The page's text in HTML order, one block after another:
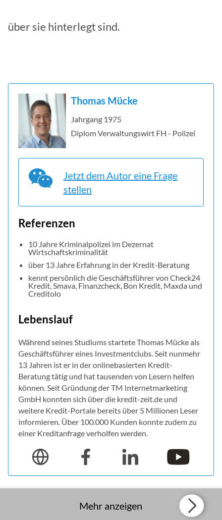
über sie hinterlegt sind.
Thomas Mücke
Jahrgang 1975
Diplom Verwaltungswirt FH - Polizei
Jetzt dem Autor eine Frage
stellen
Referenzen
10 Jahre Kriminalpolizei im Dezernat
Wirtschaftskriminalität
über 13 Jahre Erfahrung in der Kredit-Beratung
kennt persönlich die Geschäftsführer von Check24
Kredit, Smava, Finanzcheck, Bon Kredit, Maxda und
Creditolo
Lebenslauf
Während seines Studiums startete Thomas Mücke als
Geschäftsführer eines Investmentclubs. Seit nunmehr
13 Jahren ist er in der onlinebasierten Kredit-
Beratung tätig und hat tausenden von Lesern helfen
können. Seit Gründung der TM Internetmarketing
GmbH konnten sich über die kredit-zeit.de und
weitere Kredit-Portale bereits über 5 Millionen Leser
informieren. Über 100.000 Kunden konnte zudem zu
einer Kreditanfrage verholfen werden.
Mehr anzeigen